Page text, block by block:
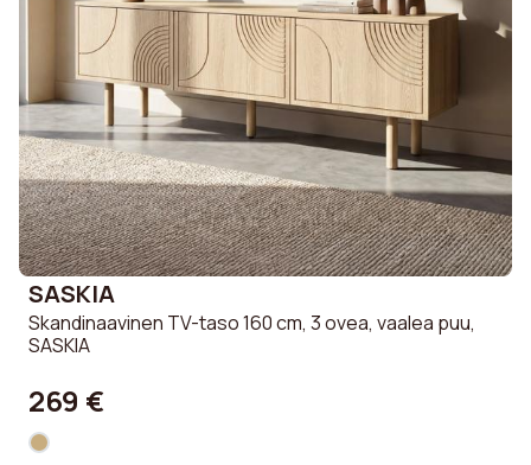
SASKIA
Skandinaavinen TV-taso 160 cm, 3 ovea, vaalea puu,
SASKIA
269 €